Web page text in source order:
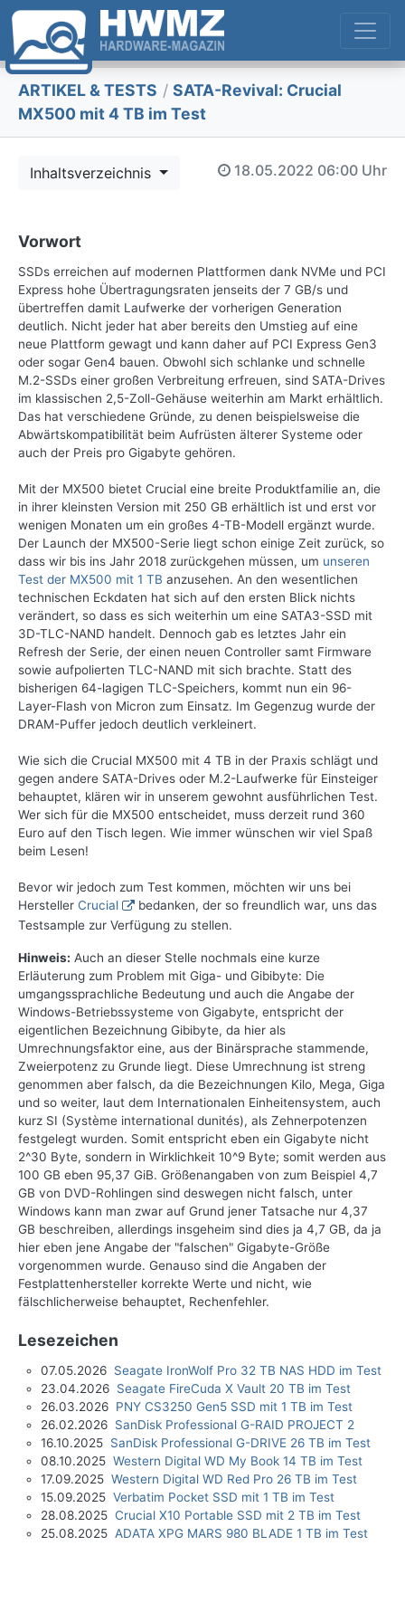
ARTIKEL & TESTS / SATA-Revival: Crucial
MX500 mit 4 TB im Test
Inhaltsverzeichnis 18.05.2022 06:00 Uhr
Vorwort
SSDs erreichen auf modernen Plattformen dank NVMe und PCI
Express hohe Übertragungsraten jenseits der 7 GB/s und
übertreffen damit Laufwerke der vorherigen Generation
deutlich. Nicht jeder hat aber bereits den Umstieg auf eine
neue Plattform gewagt und kann daher auf PCI Express Gen3
oder sogar Gen4 bauen. Obwohl sich schlanke und schnelle
M.2-SSDs einer großen Verbreitung erfreuen, sind SATA-Drives
im klassischen 2,5-Zoll-Gehäuse weiterhin am Markt erhältlich.
Das hat verschiedene Gründe, zu denen beispielsweise die
Abwärtskompatibilität beim Aufrüsten älterer Systeme oder
auch der Preis pro Gigabyte gehören.
Mit der MX500 bietet Crucial eine breite Produktfamilie an, die
in ihrer kleinsten Version mit 250 GB erhältlich ist und erst vor
wenigen Monaten um ein großes 4-TB-Modell ergänzt wurde.
Der Launch der MX500-Serie liegt schon einige Zeit zurück, so
dass wir bis ins Jahr 2018 zurückgehen müssen, um unseren
Test der MX500 mit 1 TB anzusehen. An den wesentlichen
technischen Eckdaten hat sich auf den ersten Blick nichts
verändert, so dass es sich weiterhin um eine SATA3-SSD mit
3D-TLC-NAND handelt. Dennoch gab es letztes Jahr ein
Refresh der Serie, der einen neuen Controller samt Firmware
sowie aufpolierten TLC-NAND mit sich brachte. Statt des
bisherigen 64-lagigen TLC-Speichers, kommt nun ein 96-
Layer-Flash von Micron zum Einsatz. Im Gegenzug wurde der
DRAM-Puffer jedoch deutlich verkleinert.
Wie sich die Crucial MX500 mit 4 TB in der Praxis schlägt und
gegen andere SATA-Drives oder M.2-Laufwerke für Einsteiger
behauptet, klären wir in unserem gewohnt ausführlichen Test.
Wer sich für die MX500 entscheidet, muss derzeit rund 360
Euro auf den Tisch legen. Wie immer wünschen wir viel Spaß
beim Lesen!
Bevor wir jedoch zum Test kommen, möchten wir uns bei
Hersteller Crucial
bedanken, der so freundlich war, uns das
Testsample zur Verfügung zu stellen.
Hinweis: Auch an dieser Stelle nochmals eine kurze
Erläuterung zum Problem mit Giga- und Gibibyte: Die
umgangssprachliche Bedeutung und auch die Angabe der
Windows-Betriebssysteme von Gigabyte, entspricht der
eigentlichen Bezeichnung Gibibyte, da hier als
Umrechnungsfaktor eine, aus der Binärsprache stammende,
Zweierpotenz zu Grunde liegt. Diese Umrechnung ist streng
genommen aber falsch, da die Bezeichnungen Kilo, Mega, Giga
und so weiter, laut dem Internationalen Einheitensystem, auch
kurz SI (Système international dunités), als Zehnerpotenzen
festgelegt wurden. Somit entspricht eben ein Gigabyte nicht
2^30 Byte, sondern in Wirklichkeit 10^9 Byte; somit werden aus
100 GB eben 95,37 GiB. Größenangaben von zum Beispiel 4,7
GB von DVD-Rohlingen sind deswegen nicht falsch, unter
Windows kann man zwar auf Grund jener Tatsache nur 4,37
GB beschreiben, allerdings insgeheim sind dies ja 4,7 GB, da ja
hier eben jene Angabe der "falschen" Gigabyte-Größe
vorgenommen wurde. Genauso sind die Angaben der
Festplattenhersteller korrekte Werte und nicht, wie
fälschlicherweise behauptet, Rechenfehler.
Lesezeichen
07.05.2026 Seagate IronWolf Pro 32 TB NAS HDD im Test
23.04.2026 Seagate FireCuda X Vault 20 TB im Test
26.03.2026 PNY CS3250 Gen5 SSD mit 1 TB im Test
26.02.2026 SanDisk Professional G-RAID PROJECT 2
16.10.2025 SanDisk Professional G-DRIVE 26 TB im Test
08.10.2025 Western Digital WD My Book 14 TB im Test
17.09.2025 Western Digital WD Red Pro 26 TB im Test
15.09.2025 Verbatim Pocket SSD mit 1 TB im Test
28.08.2025 Crucial X10 Portable SSD mit 2 TB im Test
25.08.2025 ADATA XPG MARS 980 BLADE 1 TB im Test